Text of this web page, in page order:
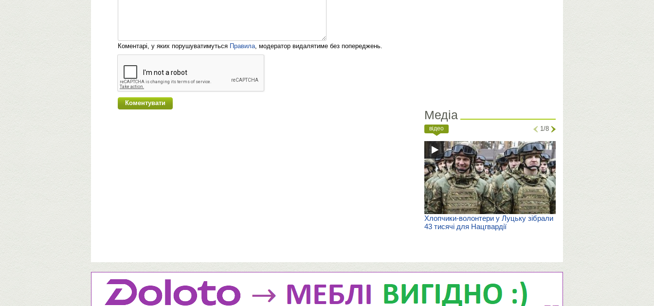
Коментарі, у яких порушуватимуться Правила, модератор видалятиме без попереджень.
Медіа
відео 1/8
Хлопчики-волонтери у Луцьку зібрали
43 тисячі для Нацгвардії